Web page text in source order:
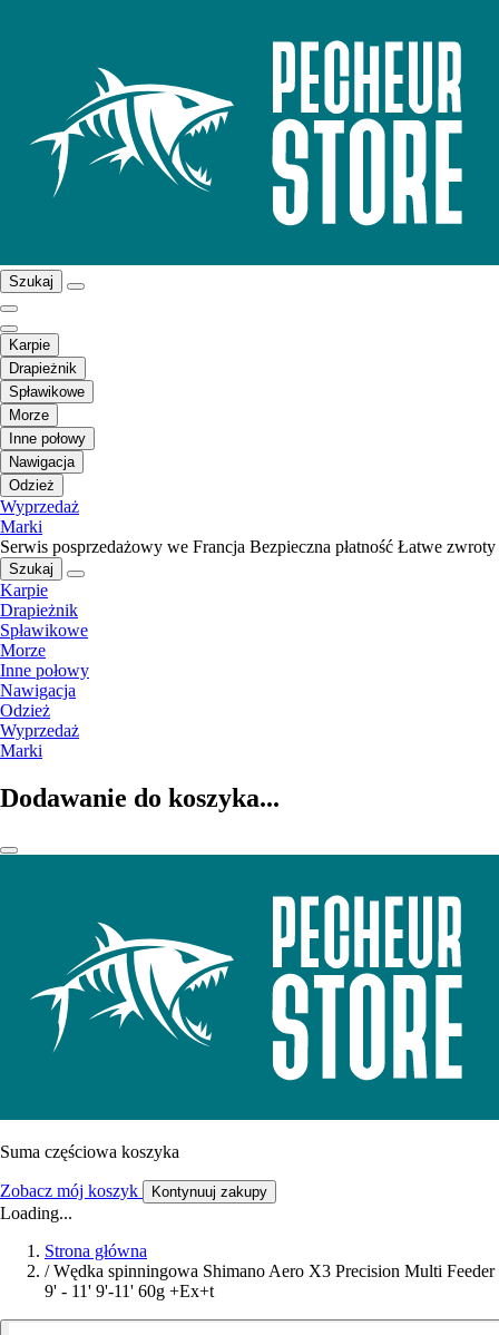
Szukaj
Karpie
Drapieżnik
Spławikowe
Morze
Inne połowy
Nawigacja
Odzież
Wyprzedaż
Marki
Serwis posprzedażowy we Francja Bezpieczna płatność Łatwe zwroty
Szukaj
Karpie
Drapieżnik
Spławikowe
Morze
Inne połowy
Nawigacja
Odzież
Wyprzedaż
Marki
Dodawanie do koszyka...
Suma częściowa koszyka
Zobacz mój koszyk Kontynuuj zakupy
Loading...
Strona główna
/ Wędka spinningowa Shimano Aero X3 Precision Multi Feeder
9' - 11' 9'-11' 60g +Ex+t